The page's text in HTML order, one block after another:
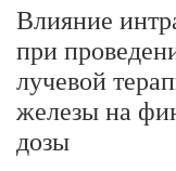
Влияние
при
лучевой
железы на
дозы